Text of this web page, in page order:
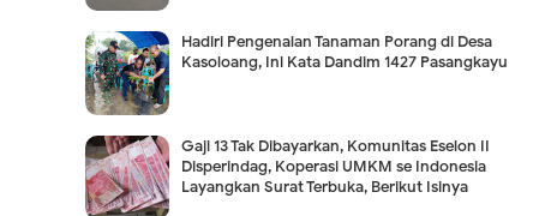
Hadiri Pengenalan Tanaman Porang di Desa
Kasoloang, Ini Kata Dandim 1427 Pasangkayu
Gaji 13 Tak Dibayarkan, Komunitas Eselon II
Disperindag, Koperasi UMKM se Indonesia
Layangkan Surat Terbuka, Berikut Isinya